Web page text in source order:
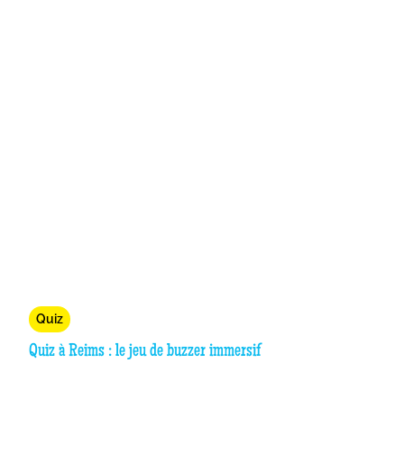
Quiz
Quiz à Reims : le jeu de buzzer immersif